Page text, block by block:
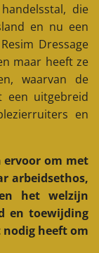
die
en nu een
Dressage
maar heeft ze
waarvan de
een uitgebreid
en
ervoor om met
arbeidsethos,
het welzijn
en toewijding
heeft om